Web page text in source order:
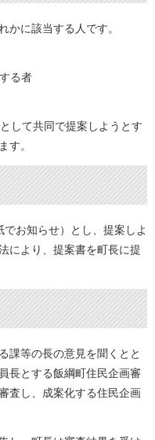
かに該当する人です。
る者
して共同で提案しようとす
す。
お知らせ）とし、提案しよ
により、提案書を町長に提
課等の長の意見を聞くとと
長とする飯綱町住民企画審
査し、成案化する住民企画